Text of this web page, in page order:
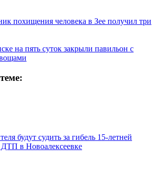
похищения человека в Зее получил три
на пять суток закрыли павильон с
будут судить за гибель 15-летней
в Новоалексеевке